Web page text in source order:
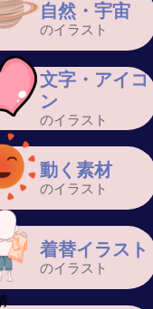
自然・宇宙
のイラスト
文字・アイコ
ン
のイラスト
動く素材
のイラスト
着替イラスト
のイラスト